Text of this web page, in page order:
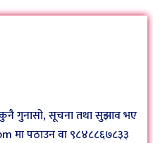
कुनै गुनासो, सूचना तथा सुझाव भए
मा पठाउन वा ९८४८८६७८३३